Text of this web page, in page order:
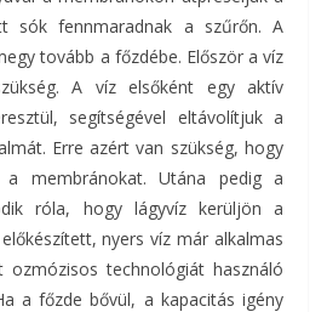
sók fennmaradnak a szűrőn. A
tovább a főzdébe. Először a víz
A víz elsőként egy aktív
segítségével eltávolítjuk a
Erre azért van szükség, hogy
membránokat. Utána pedig a
róla, hogy lágyvíz kerüljön a
nyers víz már alkalmas
technológiát használó
a főzde bővül, a kapacitás igény